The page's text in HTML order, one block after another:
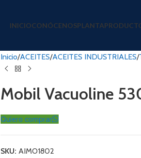
INICIOCONÓCENOSPLANTA
Inicio ACEITES ACEITES INDUSTRIALES
Mobil Vacuoline
Quiero comprar
SKU: AIMO1802